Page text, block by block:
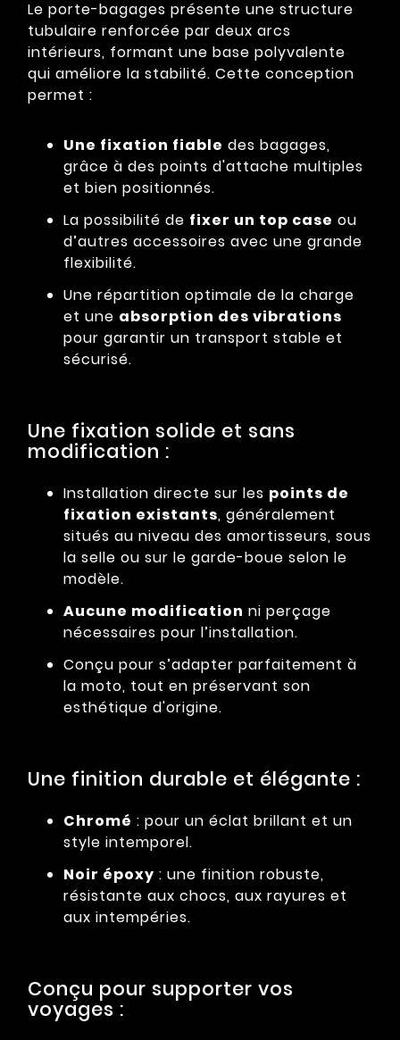
Le porte-bagages présente une structure
tubulaire renforcée par deux arcs
intérieurs, formant une base polyvalente
qui améliore la stabilité. Cette conception
permet :
Une fixation fiable des bagages,
grâce à des points d'attache multiples
et bien positionnés.
La possibilité de fixer un top case ou
d’autres accessoires avec une grande
flexibilité.
Une répartition optimale de la charge
et une absorption des vibrations
pour garantir un transport stable et
sécurisé.
Une fixation solide et sans
modification :
Installation directe sur les points de
fixation existants, généralement
situés au niveau des amortisseurs, sous
la selle ou sur le garde-boue selon le
modèle.
Aucune modification ni perçage
nécessaires pour l’installation.
Conçu pour s’adapter parfaitement à
la moto, tout en préservant son
esthétique d'origine.
Une finition durable et élégante :
Chromé : pour un éclat brillant et un
style intemporel.
Noir époxy : une finition robuste,
résistante aux chocs, aux rayures et
aux intempéries.
Conçu pour supporter vos
voyages :